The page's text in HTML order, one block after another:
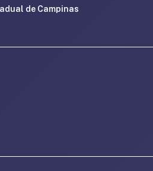
de Campinas